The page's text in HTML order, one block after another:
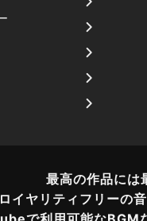
最高の作品には
イヤリティフリーの